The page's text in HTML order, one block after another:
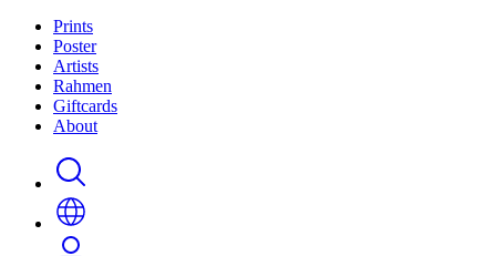
Prints
Poster
Artists
Rahmen
Giftcards
About